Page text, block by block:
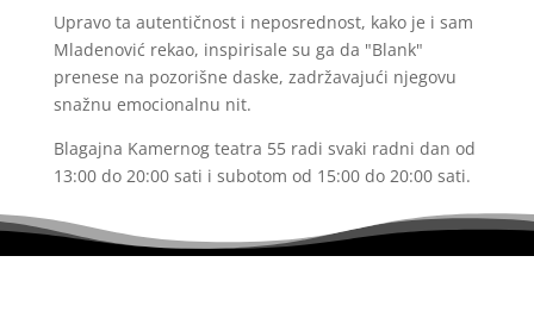
Upravo ta autentičnost i neposrednost, kako je i sam
Mladenović rekao, inspirisale su ga da "Blank"
prenese na pozorišne daske, zadržavajući njegovu
snažnu emocionalnu nit.
Blagajna Kamernog teatra 55 radi svaki radni dan od
13:00 do 20:00 sati i subotom od 15:00 do 20:00 sati.